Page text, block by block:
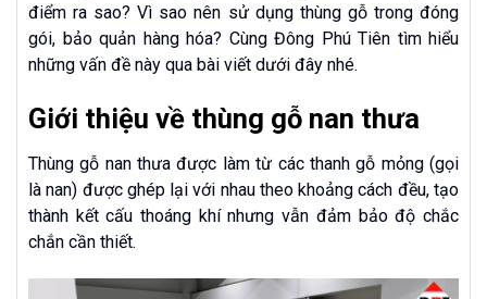
điểm ra sao? Vì sao nên sử dụng thùng gỗ trong đóng
gói, bảo quản hàng hóa? Cùng Đông Phú Tiên tìm hiểu
những vấn đề này qua bài viết dưới đây nhé.
Giới thiệu về thùng gỗ nan thưa
Thùng gỗ nan thưa được làm từ các thanh gỗ mỏng (gọi
là nan) được ghép lại với nhau theo khoảng cách đều, tạo
thành kết cấu thoáng khí nhưng vẫn đảm bảo độ chắc
chắn cần thiết.